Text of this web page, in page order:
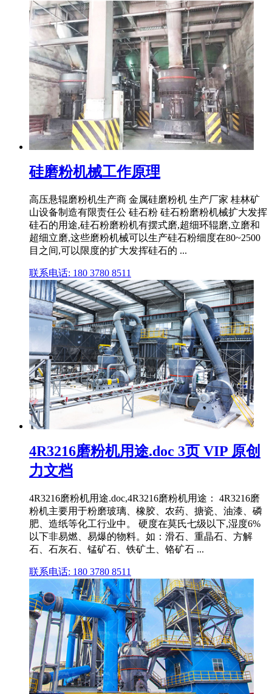
硅磨粉机械工作原理
高压悬辊磨粉机生产商 金属硅磨粉机 生产厂家 桂林矿
山设备制造有限责任公 硅石粉 硅石粉磨粉机械扩大发挥
硅石的用途,硅石粉磨粉机有摆式磨,超细环辊磨,立磨和
超细立磨,这些磨粉机械可以生产硅石粉细度在80~2500
目之间,可以限度的扩大发挥硅石的 ...
联系电话: 180 3780 8511
4R3216磨粉机用途.doc 3页 VIP 原创
力文档
4R3216磨粉机用途.doc,4R3216磨粉机用途： 4R3216磨
粉机主要用于粉磨玻璃、橡胶、农药、搪瓷、油漆、磷
肥、造纸等化工行业中。 硬度在莫氏七级以下,湿度6%
以下非易燃、易爆的物料。如：滑石、重晶石、方解
石、石灰石、锰矿石、铁矿土、铬矿石 ...
联系电话: 180 3780 8511